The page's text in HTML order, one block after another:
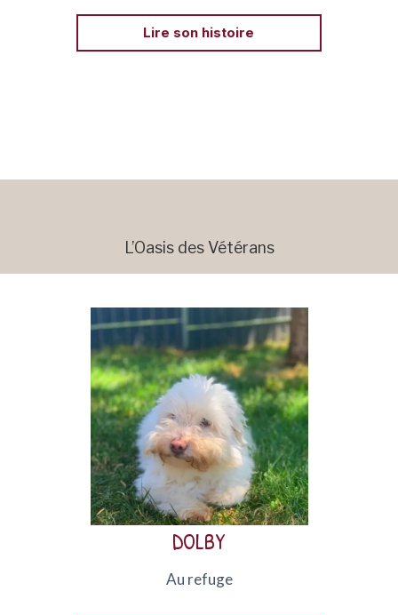
Lire son histoire
L’Oasis des Vétérans
DOLBY
Au refuge
Dolby est un Coton de Tuléar, né en 2012,
sensible et attachant. Cependant, marqué par
son passé, il garde une grande méfiance envers
les humains.